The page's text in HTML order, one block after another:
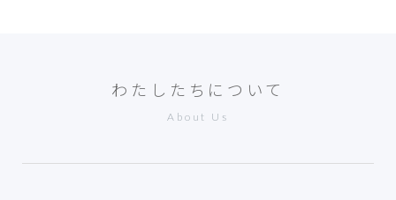
わたしたちについて
About Us